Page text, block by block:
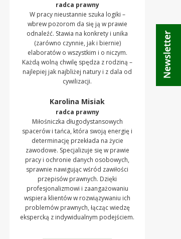
radca prawny
W pracy nieustannie szuka logiki –
wbrew pozorom da się ją w prawie
odnaleźć. Stawia na konkrety i unika
(zarówno czynnie, jak i biernie)
elaboratów o wszystkim i o niczym.
Każdą wolną chwilę spędza z rodziną –
najlepiej jak najbliżej natury i z dala od
cywilizacji.
Karolina Misiak
radca prawny
Miłośniczka długodystansowych
spacerów i tańca, która swoją energię i
determinację przekłada na życie
zawodowe. Specjalizuje się w prawie
pracy i ochronie danych osobowych,
sprawnie nawigując wśród zawiłości
przepisów prawnych. Dzięki
profesjonalizmowi i zaangażowaniu
wspiera klientów w rozwiązywaniu ich
problemów prawnych, łącząc wiedzę
ekspercką z indywidualnym podejściem.